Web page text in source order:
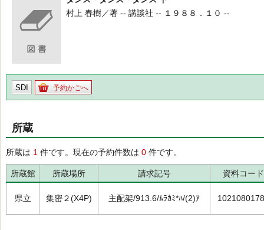
村上 春樹／著 -- 講談社 -- １９８８．１０ --
SDI 予約かごへ
所蔵
所蔵は 1 件です。現在の予約件数は 0 件です。
所蔵館 所蔵場所 請求記号 資料コード
県立 集密２(X4P) 主配架/913.6/ﾑﾗｶﾐ*ﾊ/(2)ｱ